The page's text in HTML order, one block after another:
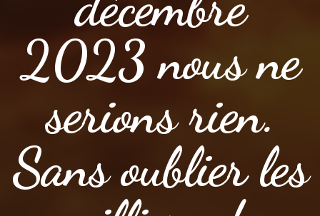
2023 nous ne
serions rien.
Sans oublier les